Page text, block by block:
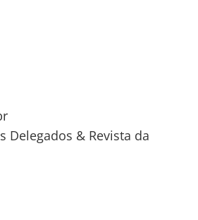
Delegados & Revista da